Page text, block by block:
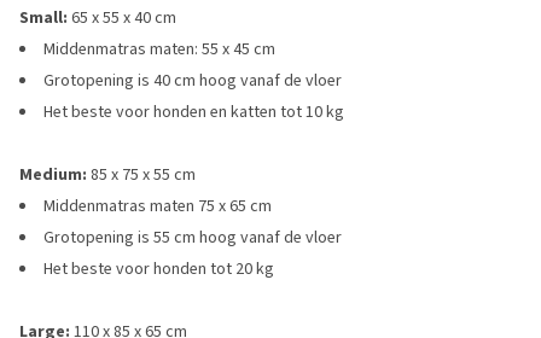
Small: 65 x 55 x 40 cm
Middenmatras maten: 55 x 45 cm
Grotopening is 40 cm hoog vanaf de vloer
Het beste voor honden en katten tot 10 kg
Medium: 85 x 75 x 55 cm
Middenmatras maten 75 x 65 cm
Grotopening is 55 cm hoog vanaf de vloer
Het beste voor honden tot 20 kg
Large: 110 x 85 x 65 cm